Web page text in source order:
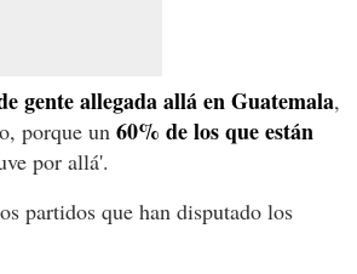
gente allegada allá en Guatemala,
porque un 60% de los que están
por allá'.
partidos que han disputado los